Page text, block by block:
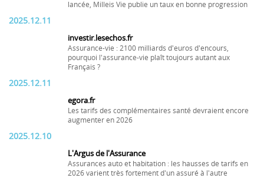
lancée, Milleis Vie publie un taux en bonne progression
2025.12.11
investir.lesechos.fr
Assurance-vie : 2100 milliards d'euros d'encours,
pourquoi l'assurance-vie plaît toujours autant aux
Français ?
2025.12.11
egora.fr
Les tarifs des complémentaires santé devraient encore
augmenter en 2026
2025.12.10
L'Argus de l'Assurance
Assurances auto et habitation : les hausses de tarifs en
2026 varient très fortement d'un assuré à l'autre